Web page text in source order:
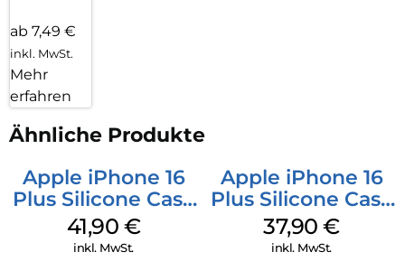
ab 7,49 €
inkl. MwSt.
Mehr
erfahren
Ähnliche Produkte
Apple iPhone 16
Plus Silicone Case
MagSafe Stone
Gray
41,90 €
inkl. MwSt.
Apple iPhone 16
Plus Silicone Case
MagSafe Lake
Green
37,90€
inkl. MwSt.